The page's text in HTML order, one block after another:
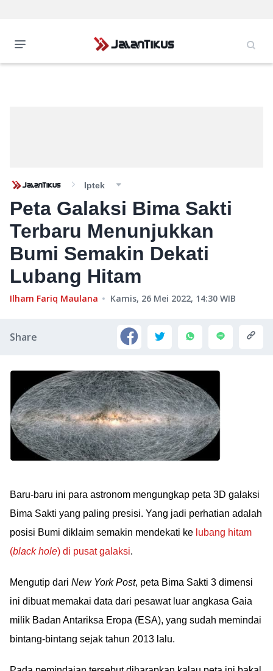
Iptek
Peta Galaksi Bima Sakti
Terbaru Menunjukkan
Bumi Semakin Dekati
Lubang Hitam
Ilham Fariq Maulana Kamis, 26 Mei 2022, 14:30 WIB
Share
Baru-baru ini para astronom mengungkap peta 3D galaksi
Bima Sakti yang paling presisi. Yang jadi perhatian adalah
posisi Bumi diklaim semakin mendekati ke lubang hitam
(black hole) di pusat galaksi.
Mengutip dari New York Post, peta Bima Sakti 3 dimensi
ini dibuat memakai data dari pesawat luar angkasa Gaia
milik Badan Antariksa Eropa (ESA), yang sudah memindai
bintang-bintang sejak tahun 2013 lalu.